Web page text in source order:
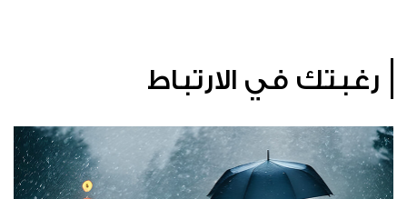
رغبتك في الارتباط